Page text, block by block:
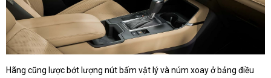
Hãng cũng lược bớt lượng nút bấm vật lý và núm xoay ở bảng điều